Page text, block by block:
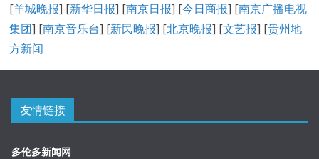
[羊城晚报] [新华日报] [南京日报] [今日商报] [南京广播电视
集团] [南京音乐台] [新民晚报] [北京晚报] [文艺报] [贵州地
方新闻
友情链接
多伦多新闻网